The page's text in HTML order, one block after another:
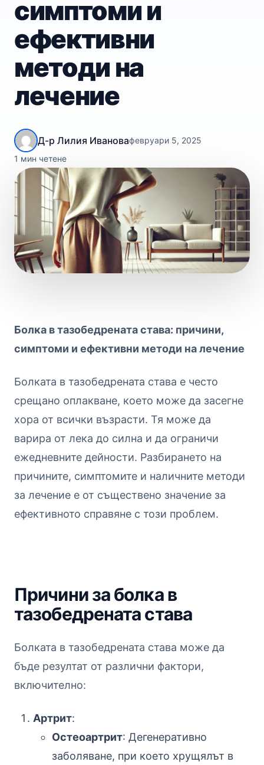
симптоми и
ефективни
методи на
лечение
Д-р Лилия Ивановафевруари 5, 2025
1 мин четене
Болка в тазобедрената става: причини,
симптоми и ефективни методи на лечение
Болката в тазобедрената става е често
срещано оплакване, което може да засегне
хора от всички възрасти. Тя може да
варира от лека до силна и да ограничи
ежедневните дейности. Разбирането на
причините, симптомите и наличните методи
за лечение е от съществено значение за
ефективното справяне с този проблем.
Причини за болка в
тазобедрената става
Болката в тазобедрената става може да
бъде резултат от различни фактори,
включително:
Артрит:
Остеоартрит: Дегенеративно
заболяване, при което хрущялът в